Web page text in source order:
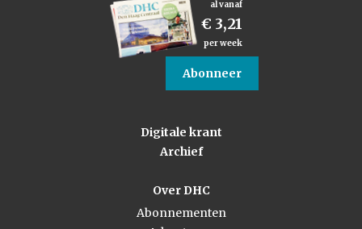
al vanaf
€ 3,21
per week
Abonneer
Digitale krant
Archief
Over DHC
Abonnementen